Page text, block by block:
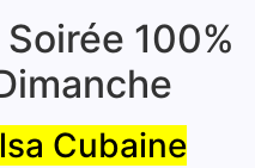
100%
Cubaine